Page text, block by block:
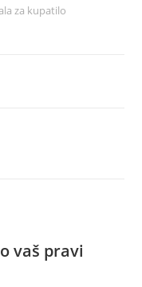
za kupatilo
vaš pravi